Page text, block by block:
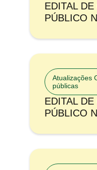
EDITAL
PÚBLICO
Atualizações
públicas
EDITAL
PÚBLICO